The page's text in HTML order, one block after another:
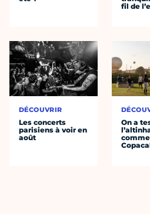
DÉCOUVRIR
Les concerts
parisiens à voir en
août
fil de
On a